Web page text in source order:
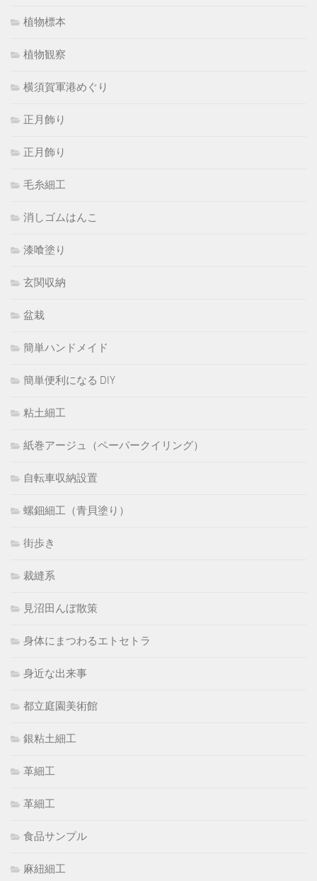
植物標本
植物観察
横須賀軍港めぐり
正月飾り
正月飾り
毛糸細工
消しゴムはんこ
漆喰塗り
玄関収納
盆栽
簡単ハンドメイド
簡単便利になる DIY
粘土細工
紙巻アージュ（ペーパークイリング）
自転車収納設置
螺鈿細工（青貝塗り）
街歩き
裁縫系
見沼田んぼ散策
身体にまつわるエトセトラ
身近な出来事
都立庭園美術館
銀粘土細工
革細工
革細工
食品サンプル
麻紐細工